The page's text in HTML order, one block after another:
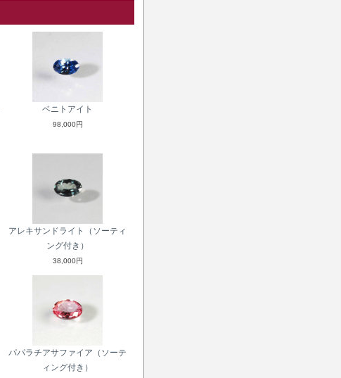
ベニトアイト
98,000円
アレキサンドライト（ソーティ
ング付き）
38,000円
パパラチアサファイア（ソーテ
ィング付き）